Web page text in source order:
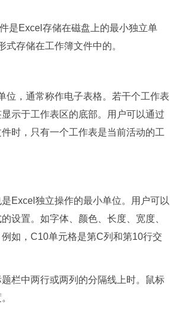
Excel存储在磁盘上的最小独立单
存储在工作簿文件中的。
，通常称作电子表格。若干个工作表
示于工作表区的底部。用户可以通过
时，只有一个工作表是当前活动的工
Excel独立操作的最小单位。用户可以
设置。如字体、颜色、长度、宽度、
如，C10单元格是第C列和第10行交
栏中两行或两列的分隔线上时。鼠标